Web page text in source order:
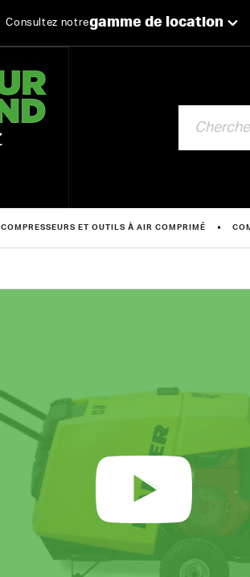
Consultez notregamme de location
COMPRESSEURS ET OUTILS À AIR COMPRIMÉ